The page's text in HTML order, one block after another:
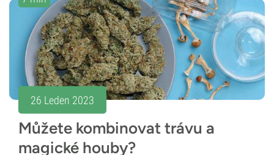
26 Leden 2023
Můžete kombinovat trávu a
magické houby?